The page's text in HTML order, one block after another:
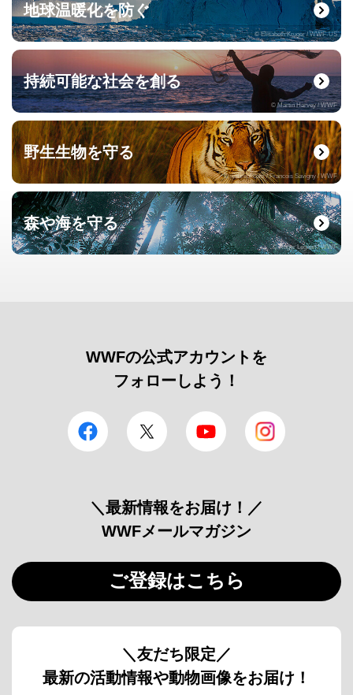
地球温暖化を防ぐ
© Elisabeth Kruger / WWF-US
持続可能な社会を創る
© Martin Harvey / WWF
野生生物を守る
© naturepl.com / Francois Savigny / WWF
森や海を守る
© Roger Leguen / WWF
WWFの公式アカウントを
フォローしよう！
facebook Twitter YouTube
＼最新情報をお届け！／
WWFメールマガジン
ご登録はこちら
＼友だち限定／
最新の活動情報や動物画像をお届け！